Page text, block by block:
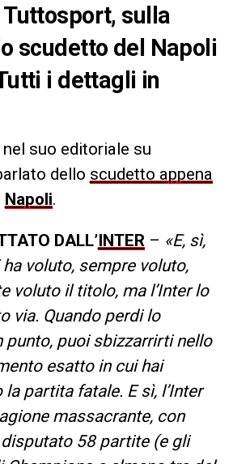
sulla
scudetto del Napoli
i dettagli in
nel suo editoriale su
dello scudetto appena
Napoli.
DALL’INTER – «E, sì,
voluto, sempre voluto,
voluto il titolo, ma l’Inter lo
via. Quando perdi lo
punto, puoi sbizzarrirti nello
esatto in cui hai
partita fatale. E sì, l’Inter
massacrante, con
58 partite (e gli